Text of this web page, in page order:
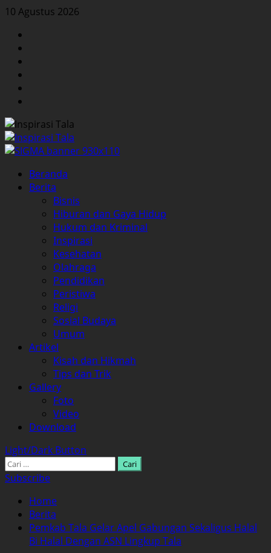
Skip
content
10 Agustus 2026
Primary
Menu
Beranda
Berita
Bisnis
Hiburan dan Gaya Hidup
Hukum dan Kriminal
Inspirasi
Kesehatan
Olahraga
Pendidikan
Peristiwa
Religi
Sosial Budaya
Umum
Artikel
Kisah dan Hikmah
Tips dan Trik
Gallery
Foto
Video
Download
Light/Dark Button
Cari
untuk:
Subscribe
Home
Berita
Pemkab Tala Gelar Apel Gabungan Sekaligus Halal
Bi Halal Dengan ASN Lingkup Tala